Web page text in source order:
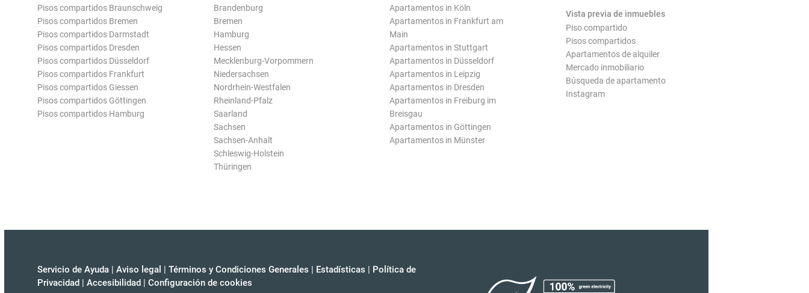
Pisos compartidos Braunschweig
Pisos compartidos Bremen
Pisos compartidos Darmstadt
Pisos compartidos Dresden
Pisos compartidos Düsseldorf
Pisos compartidos Frankfurt
Pisos compartidos Giessen
Pisos compartidos Göttingen
Pisos compartidos Hamburg
Brandenburg
Bremen
Hamburg
Hessen
Mecklenburg-Vorpommern
Niedersachsen
Nordrhein-Westfalen
Rheinland-Pfalz
Saarland
Sachsen
Sachsen-Anhalt
Schleswig-Holstein
Thüringen
Apartamentos in Köln
Apartamentos in Frankfurt am
Main
Apartamentos in Stuttgart
Apartamentos in Düsseldorf
Apartamentos in Leipzig
Apartamentos in Dresden
Apartamentos in Freiburg im
Breisgau
Apartamentos in Göttingen
Apartamentos in Münster
Vista previa de inmuebles
Piso compartido
Pisos compartidos
Apartamentos de alquiler
Mercado inmobiliario
Búsqueda de apartamento
Instagram
Servicio de Ayuda | Aviso legal | Términos y Condiciones Generales | Estadísticas | Política de
Privacidad | Accesibilidad | Configuración de cookies